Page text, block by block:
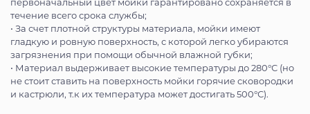
течение всего срока службы;
• За счет плотной структуры материала, мойки имеют
гладкую и ровную поверхность, с которой легко убираются
загрязнения при помощи обычной влажной губки;
• Материал выдерживает высокие температуры до 280°С (но
не стоит ставить на поверхность мойки горячие сковородки
и кастрюли, т.к их температура может достигать 500°С).